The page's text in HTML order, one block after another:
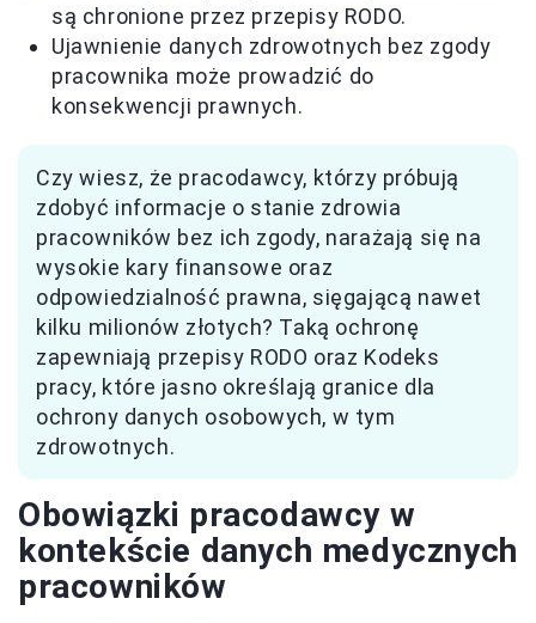
są chronione przez przepisy RODO.
Ujawnienie danych zdrowotnych bez zgody
pracownika może prowadzić do
konsekwencji prawnych.
Czy wiesz, że pracodawcy, którzy próbują
zdobyć informacje o stanie zdrowia
pracowników bez ich zgody, narażają się na
wysokie kary finansowe oraz
odpowiedzialność prawna, sięgającą nawet
kilku milionów złotych? Taką ochronę
zapewniają przepisy RODO oraz Kodeks
pracy, które jasno określają granice dla
ochrony danych osobowych, w tym
zdrowotnych.
Obowiązki pracodawcy w
kontekście danych medycznych
pracowników